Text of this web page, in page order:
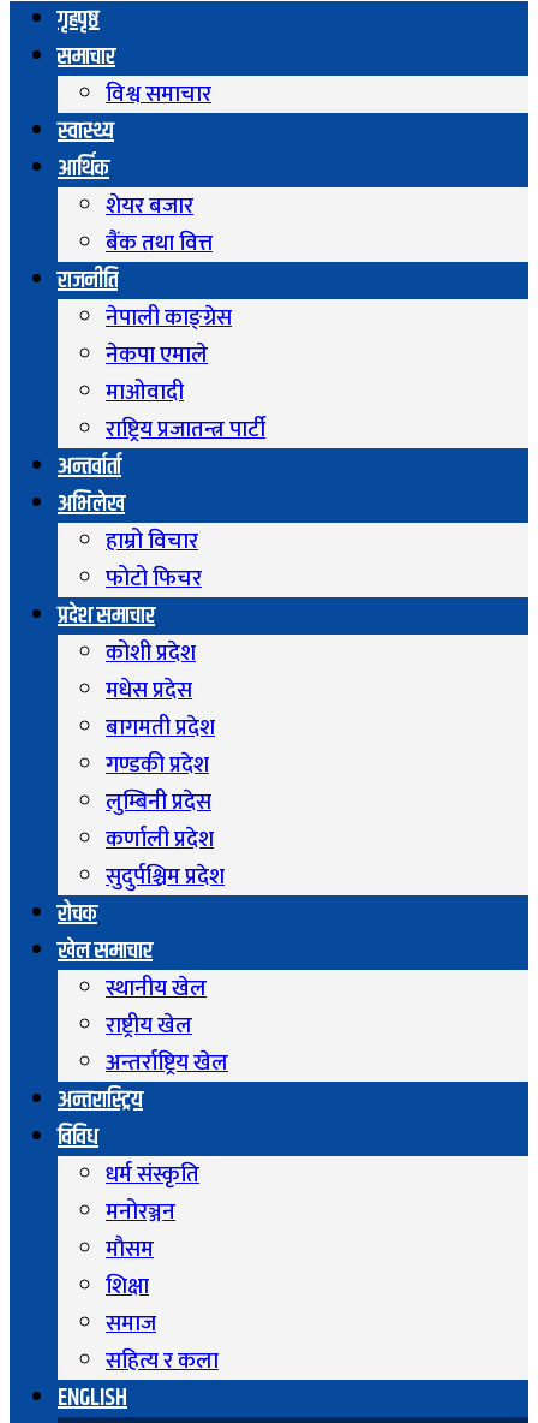
गृहपृष्ठ
समाचार
विश्व समाचार
स्वास्थ्य
आर्थिक
शेयर बजार
बैंक तथा वित्त
राजनीति
नेपाली काङ्ग्रेस
नेकपा एमाले
माओवादी
राष्ट्रिय प्रजातन्त्र पार्टी
अन्तर्वार्ता
अभिलेख
हाम्रो विचार
फोटो फिचर
प्रदेश समाचार
कोशी प्रदेश
मधेस प्रदेस
बागमती प्रदेश
गण्डकी प्रदेश
लुम्बिनी प्रदेस
कर्णाली प्रदेश
सुदुर्पश्चिम प्रदेश
रोचक
खेल समाचार
स्थानीय खेल
राष्ट्रीय खेल
अन्तर्राष्ट्रिय खेल
अन्तरास्ट्रिय
विविध
धर्म संस्कृति
मनोरञ्जन
माैसम
शिक्षा
समाज
सहित्य र कला
ENGLISH